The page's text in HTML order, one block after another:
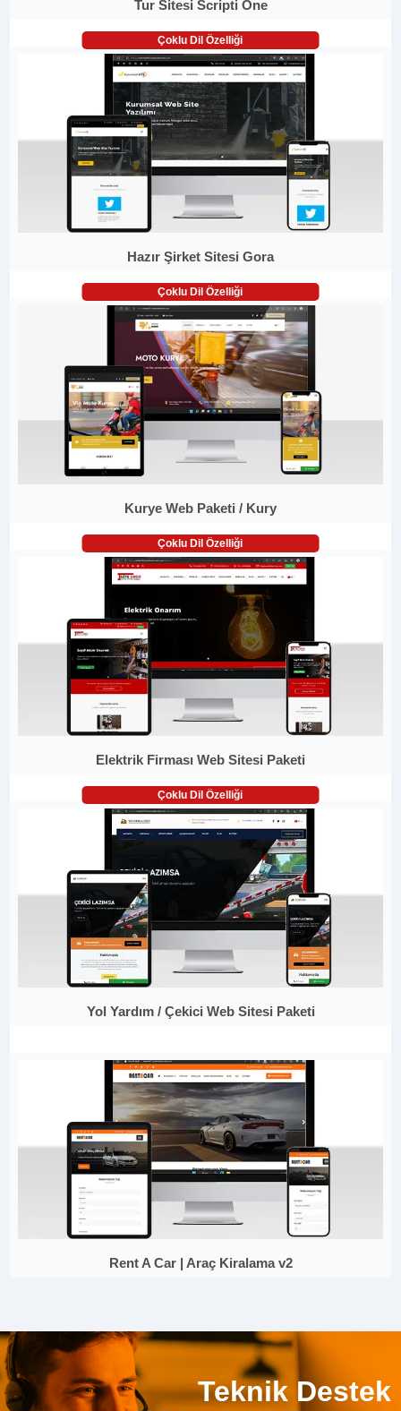
Tur Sitesi Scripti One
Çoklu Dil Özelliği
Hazır Şirket Sitesi Gora
Çoklu Dil Özelliği
Kurye Web Paketi / Kury
Çoklu Dil Özelliği
Elektrik Firması Web Sitesi Paketi
Çoklu Dil Özelliği
Yol Yardım / Çekici Web Sitesi Paketi
Rent A Car | Araç Kiralama v2
Teknik Destek